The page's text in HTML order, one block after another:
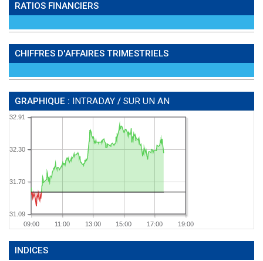
RATIOS FINANCIERS
CHIFFRES D'AFFAIRES TRIMESTRIELS
GRAPHIQUE : INTRADAY / SUR UN AN
09:00 11:00 13:00 15:00 17:00 19:00
31.09
31.70
32.30
32.91
INDICES